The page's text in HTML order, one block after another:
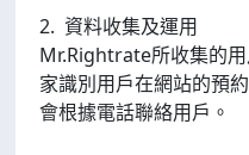
2. 資料收集及運用
Mr.Rightrate所收集的
家識別用戶在網站的預
會根據電話聯絡用戶。